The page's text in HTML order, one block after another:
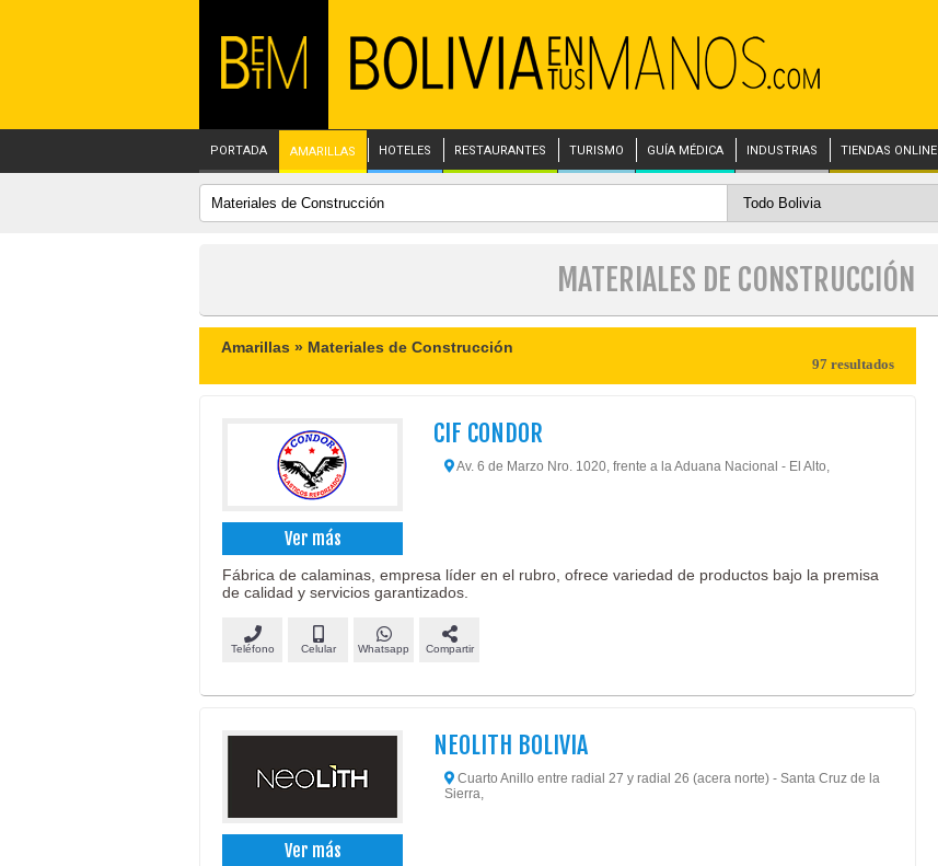
PORTADA AMARILLAS HOTELES RESTAURANTES TURISMO GUÍA MÉDICA INDUSTRIAS TIENDAS ONLINE
MATERIALES DE CONSTRUCCIÓN
Amarillas » Materiales de Construcción
97 resultados
Ver más
CIF CONDOR
Av. 6 de Marzo Nro. 1020, frente a la Aduana Nacional - El Alto,
Fábrica de calaminas, empresa líder en el rubro, ofrece variedad de productos bajo la premisa
de calidad y servicios garantizados.
Teléfono Celular Whatsapp Compartir
Ver más
NEOLITH BOLIVIA
Cuarto Anillo entre radial 27 y radial 26 (acera norte) - Santa Cruz de la
Sierra,